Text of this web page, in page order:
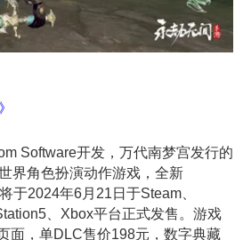
Software开发，万代南梦宫发行的
界角色扮演动作游戏，全新
于2024年6月21日于Steam、
、Xbox平台正式发售。游戏
面，单DLC售价198元，数字典藏